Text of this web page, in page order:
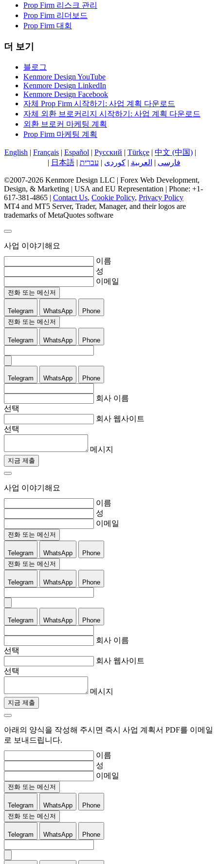
Prop Firm 리스크 관리
Prop Firm 리더보드
Prop Firm 대회
더 보기
블로그
Kenmore Design YouTube
Kenmore Design LinkedIn
Kenmore Design Facebook
자체 Prop Firm 시작하기: 사업 계획 다운로드
자체 외환 브로커리지 시작하기: 사업 계획 다운로드
외환 브로커 마케팅 계획
Prop Firm 마케팅 계획
English | Français | Español | Русский | Türkçe | 中文 (中国) |
| 日本語| עברית | کوردی| العربية | فارسی
©2007-2026 Kenmore Design LLC | Forex Web Development,
Design, & Marketing | USA and EU Representation | Phone: +1-
617-381-4865 | Contact Us, Cookie Policy, Privacy Policy
MT4 and MT5 Server, Trader, Manager, and their logos are
trademarks of MetaQuotes software
사업 이야기해요
이름
성
이메일
전화 또는 메신저
Telegram WhatsApp
Phone
전화 또는 메신저
Telegram WhatsApp Phone
Telegram WhatsApp Phone
회사 이름
선택
회사 웹사이트
선택
메시지
지금 제출
사업 이야기해요
이름
성
이메일
전화 또는 메신저
Telegram WhatsApp
Phone
전화 또는 메신저
Telegram WhatsApp Phone
Telegram WhatsApp Phone
회사 이름
선택
회사 웹사이트
선택
메시지
지금 제출
아래의 양식을 작성해 주시면 즉시 사업 계획서 PDF를 이메일
로 보내드립니다.
이름
성
이메일
전화 또는 메신저
Telegram WhatsApp
Phone
전화 또는 메신저
Telegram WhatsApp Phone